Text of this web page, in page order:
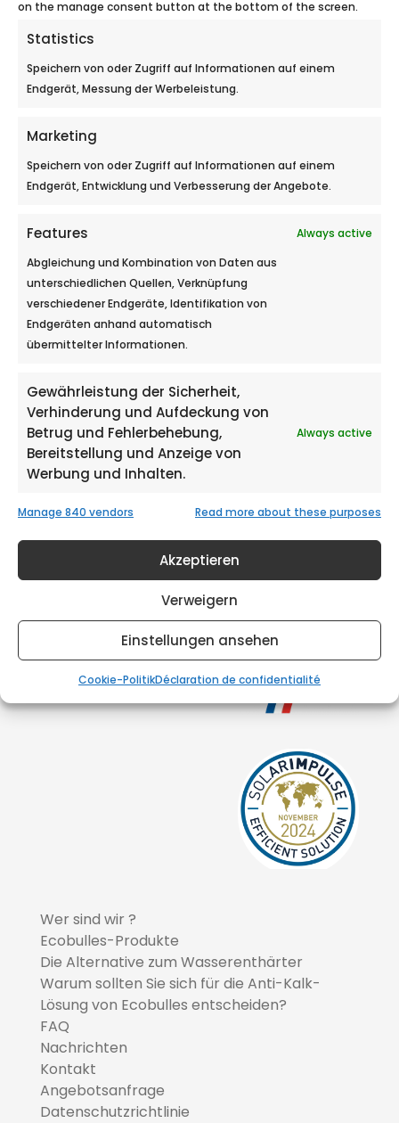
on the manage consent button at the bottom of the screen.
Statistics
Speichern von oder Zugriff auf Informationen auf einem
Endgerät, Messung der Werbeleistung.
Marketing
Speichern von oder Zugriff auf Informationen auf einem
Endgerät, Entwicklung und Verbesserung der Angebote.
Features
Always active
Abgleichung und Kombination von Daten aus
unterschiedlichen Quellen, Verknüpfung
verschiedener Endgeräte, Identifikation von
Endgeräten anhand automatisch
übermittelter Informationen.
Gewährleistung der Sicherheit,
Verhinderung und Aufdeckung von
Betrug und Fehlerbehebung,
Bereitstellung und Anzeige von
Werbung und Inhalten.
Always active
Manage 840 vendors Read more about these purposes
Akzeptieren
Verweigern
Einstellungen ansehen
Cookie-PolitikDéclaration de confidentialité
Traitement de l’eau
Wer sind wir ?
Ecobulles-Produkte
Die Alternative zum Wasserenthärter
Warum sollten Sie sich für die Anti-Kalk-
Lösung von Ecobulles entscheiden?
FAQ
Nachrichten
Kontakt
Angebotsanfrage
Datenschutzrichtlinie